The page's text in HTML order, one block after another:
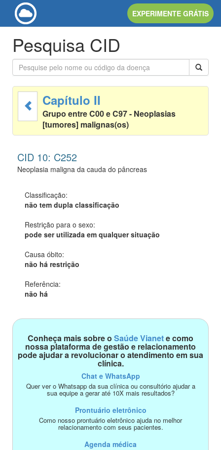
EXPERIMENTE GRÁTIS
Pesquisa CID
Capítulo II
Grupo entre C00 e C97 - Neoplasias
[tumores] malignas(os)
CID 10: C252
Neoplasia maligna da cauda do pâncreas
Classificação:
não tem dupla classificação
Restrição para o sexo:
pode ser utilizada em qualquer situação
Causa óbito:
não há restrição
Referência:
não há
Conheça mais sobre o Saúde Vianete como
nossa plataforma de gestão e relacionamento
pode ajudar a revolucionar o atendimento em sua
clínica.
Chat e WhatsApp
Quer ver o Whatsapp da sua clínica ou consultório ajudar a
sua equipe a gerar até 10X mais resultados?
Prontuário eletrônico
Como nosso prontuário eletrônico ajuda no melhor
relacionamento com seus pacientes.
Agenda médica